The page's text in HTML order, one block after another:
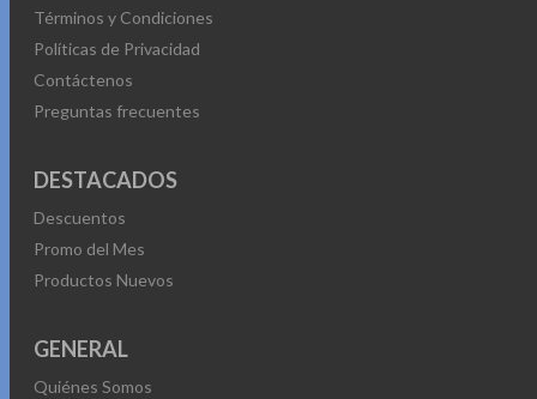
Términos y Condiciones
Políticas de Privacidad
Contáctenos
Preguntas frecuentes
DESTACADOS
Descuentos
Promo del Mes
Productos Nuevos
GENERAL
Quiénes Somos